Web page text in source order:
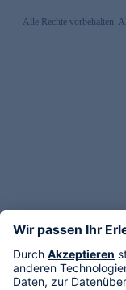
Alle Rechte vorbehalten.